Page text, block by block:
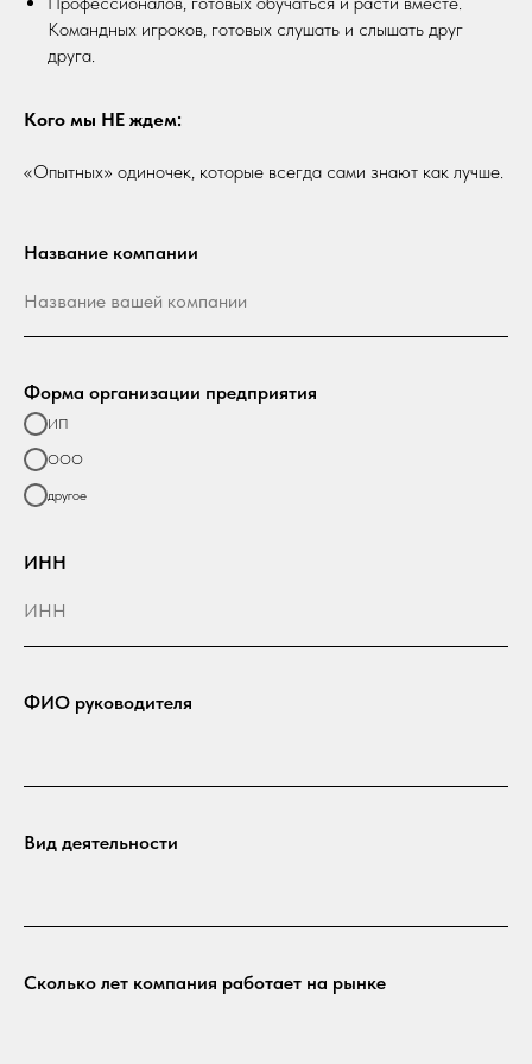
Командных игроков, готовых слушать и слышать друг
друга.
Кого мы НЕ ждем:
«Опытных» одиночек, которые всегда сами знают как лучше.
Название компании
Форма организации предприятия
ИП
ООО
другое
ИНН
ФИО руководителя
Вид деятельности
Сколько лет компания работает на рынке